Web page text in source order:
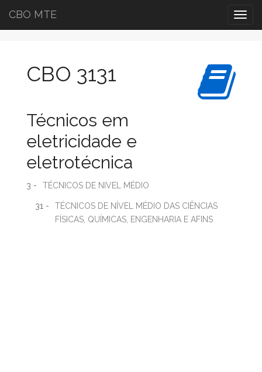
CBO MTE
CBO 3131
Técnicos em
eletricidade e
eletrotécnica
3 - TÉCNICOS DE NIVEL MÉDIO
31 -
TÉCNICOS DE NÍVEL MÉDIO DAS CIÊNCIAS
FÍSICAS, QUÍMICAS, ENGENHARIA E AFINS